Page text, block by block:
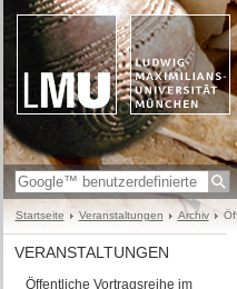
Startseite Veranstaltungen Archiv
VERANSTALTUNGEN
Öffentliche Vortragsreihe im